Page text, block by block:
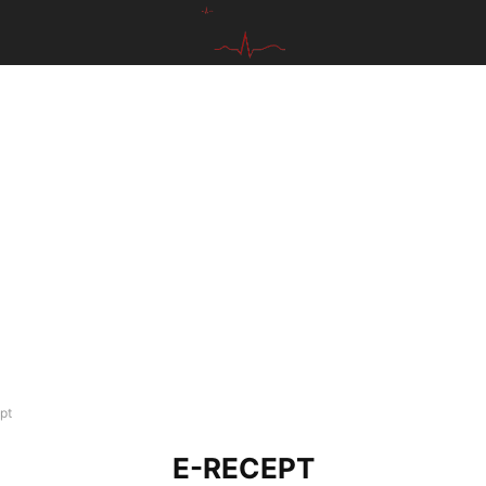
E-RECEPT